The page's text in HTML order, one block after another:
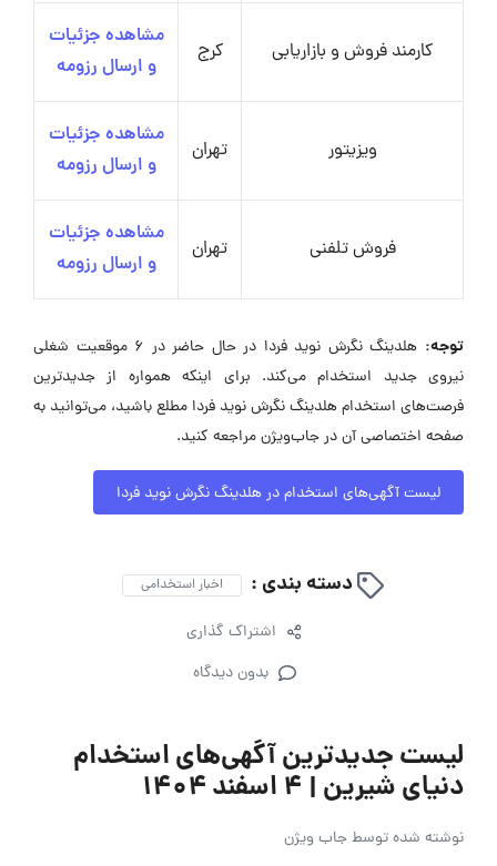
کارمند فروش و بازاریابی کرج
مشاهده جزئیات
و ارسال رزومه
ویزیتور تهران
مشاهده جزئیات
و ارسال رزومه
فروش تلفنی تهران
مشاهده جزئیات
و ارسال رزومه
توجه:
هلدینگ نگرش نوید فردا در حال حاضر در ۶ موقعیت شغلی
نیروی جدید استخدام می‌کند. برای اینکه همواره از جدیدترین
فرصت‌های استخدام هلدینگ نگرش نوید فردا مطلع باشید، می‌توانید به
صفحه اختصاصی آن در جاب‌ویژن مراجعه کنید.
لیست آگهی‌های استخدام در هلدینگ نگرش نوید فردا
دسته بندی : اخبار استخدامی
اشتراک گذاری
بدون دیدگاه
لیست جدیدترین آگهی‌های استخدام
دنیای شیرین | 4 اسفند ۱۴۰۴
نوشته شده توسطجاب ویژن